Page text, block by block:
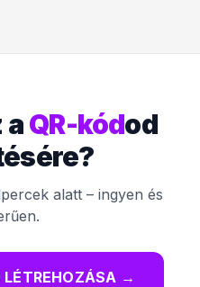
aQR-kódod
alatt – ingyen és
LÉTREHOZÁSA →